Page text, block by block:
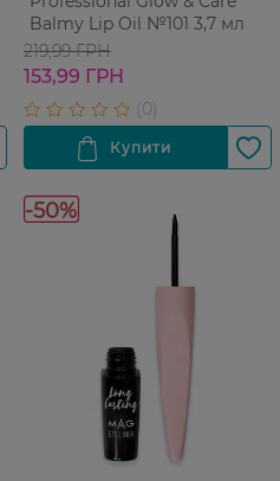
Balmy Lip Oil №101 3,7 мл
219,99 ГРН
153,99 ГРН
-50%